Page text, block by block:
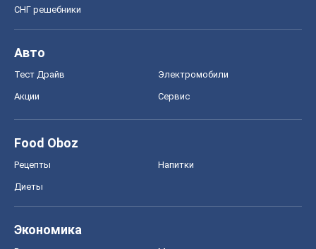
СНГ решебники
Авто
Тест Драйв Электромобили
Акции Сервис
Food Oboz
Рецепты Напитки
Диеты
Экономика